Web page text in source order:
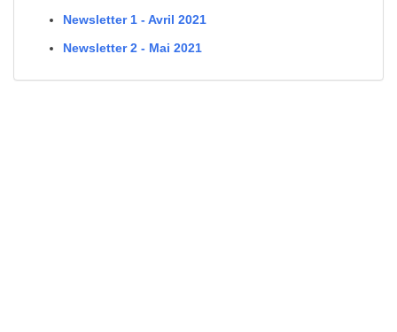
Newsletter 1 - Avril 2021
Newsletter 2 - Mai 2021